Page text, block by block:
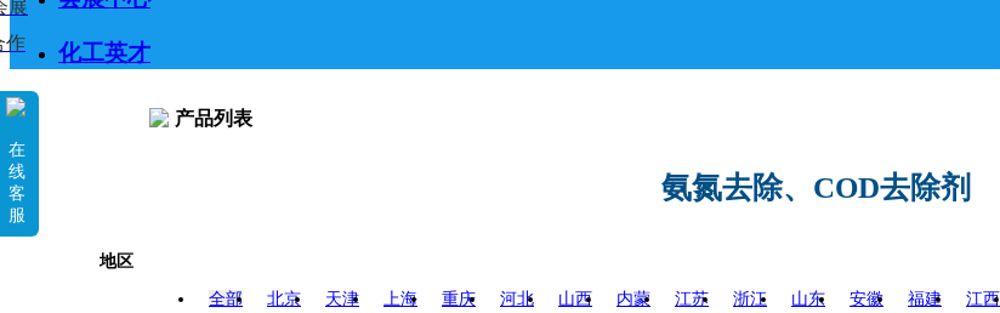
化工英才
展
作
在
线
客
服
产品列表
氨氮去除、COD去除剂
地区
全部 北京 天津 上海 重庆 河北 山西 内蒙 江苏 浙江 山东 安徽 福建 江西